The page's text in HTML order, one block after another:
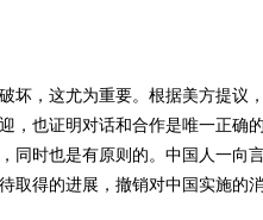
坏，这尤为重要。根据美方提议
，也证明对话和合作是唯一正确
同时也是有原则的。中国人一向
取得的进展，撤销对中国实施的